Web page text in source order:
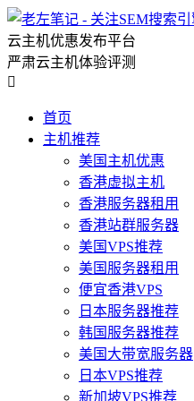
云主机优惠发布平台
严肃云主机体验评测

首页
主机推荐
美国主机优惠
香港虚拟主机
香港服务器租用
香港站群服务器
美国VPS推荐
美国服务器租用
便宜香港VPS
日本服务器推荐
韩国服务器推荐
美国大带宽服务器
日本VPS推荐
新加坡VPS推荐